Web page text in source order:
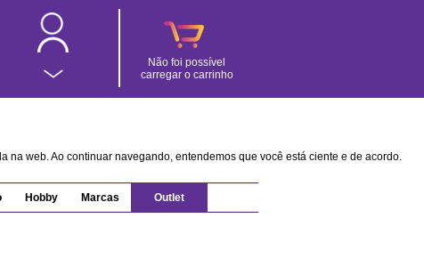
Não foi possível
carregar o carrinho
web. Ao continuar navegando, entendemos que você está ciente e de acordo.
Hobby Marcas Outlet